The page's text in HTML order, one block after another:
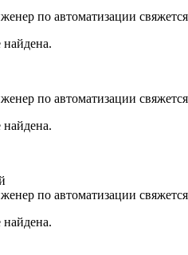
по автоматизации
по автоматизации
по автоматизации